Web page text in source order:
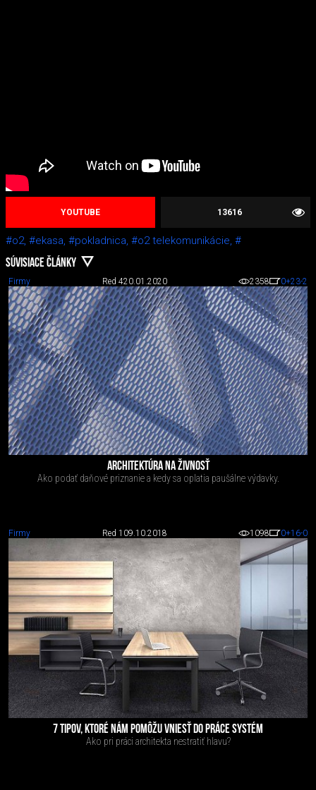
13616
YOUTUBE
#o2, #ekasa, #pokladnica, #o2 telekomunikácie, #
SÚVISIACE ČLÁNKY
Firmy Red 420.01.2020 2358 0+23-2
ARCHITEKTÚRA NA ŽIVNOSŤ
Ako podať daňové priznanie a kedy sa oplatia paušálne výdavky.
Firmy Red 1 09.10.2018 1098 0+16-0
7 TIPOV, KTORÉ NÁM POMÔŽU VNIESŤ DO PRÁCE SYSTÉM
Ako pri práci architekta nestratiť hlavu?